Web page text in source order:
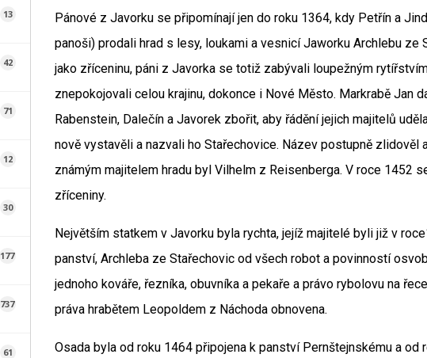
13
42
71
12
30
177
737
61
Pánové z Javorku se připomínají jen do roku 1364, kdy Petřín a
panoši) prodali hrad s lesy, loukami a vesnicí Jaworku Archlebu ze
jako zříceninu, páni z Javorka se totiž zabývali loupežným
znepokojovali celou krajinu, dokonce i Nové Město. Markrabě Jan
Rabenstein, Dalečín a Javorek zbořit, aby řádění jejich majitelů
nově vystavěli a nazvali ho Stařechovice. Název postupně zlidověl
známým majitelem hradu byl Vilhelm z Reisenberga. V roce 1452
zříceniny.
Největším statkem v Javorku byla rychta, jejíž majitelé byli již v
panství, Archleba ze Stařechovic od všech robot a povinností
jednoho kováře, řezníka, obuvníka a pekaře a právo rybolovu na
práva hrabětem Leopoldem z Náchoda obnovena.
Osada byla od roku 1464 připojena k panství Pernštejnskému a